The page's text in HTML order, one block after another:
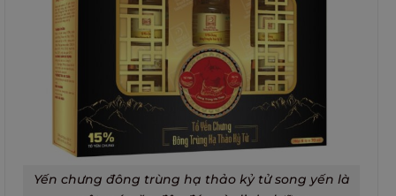
Yến chưng đông trùng hạ thảo kỷ tử song yến là